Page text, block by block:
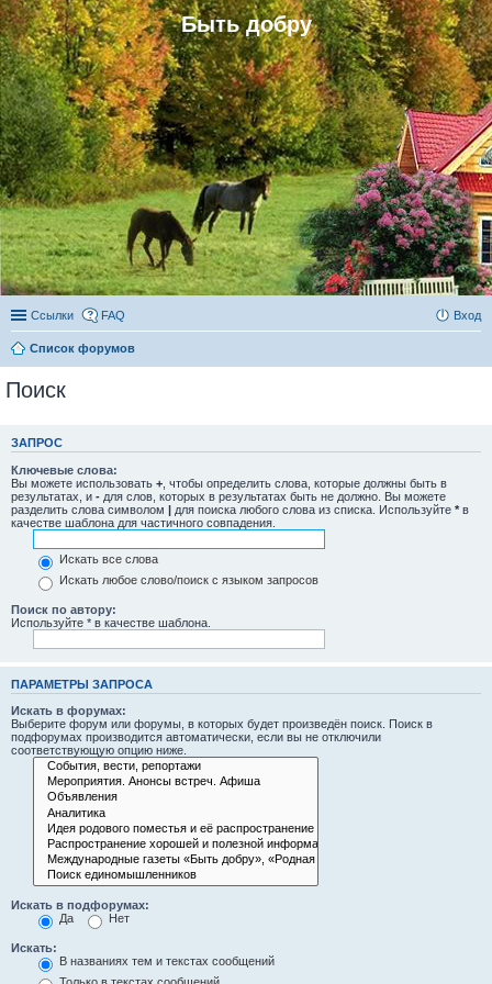
Быть добру
Ссылки FAQ Вход
Список форумов
Поиск
ЗАПРОС
Ключевые слова:
Вы можете использовать + , чтобы определить слова, которые должны быть в
результатах, и - для слов, которых в результатах быть не должно. Вы можете
разделить слова символом | для поиска любого слова из списка. Используйте * в
качестве шаблона для частичного совпадения.
Искать все слова
Искать любое слово/поиск с языком запросов
Поиск по автору:
Используйте * в качестве шаблона.
ПАРАМЕТРЫ ЗАПРОСА
Искать в форумах:
Выберите форум или форумы, в которых будет произведён поиск. Поиск в
подфорумах производится автоматически, если вы не отключили
соответствующую опцию ниже.
Искать в подфорумах:
Да
Нет
Искать:
В названиях тем и текстах сообщений